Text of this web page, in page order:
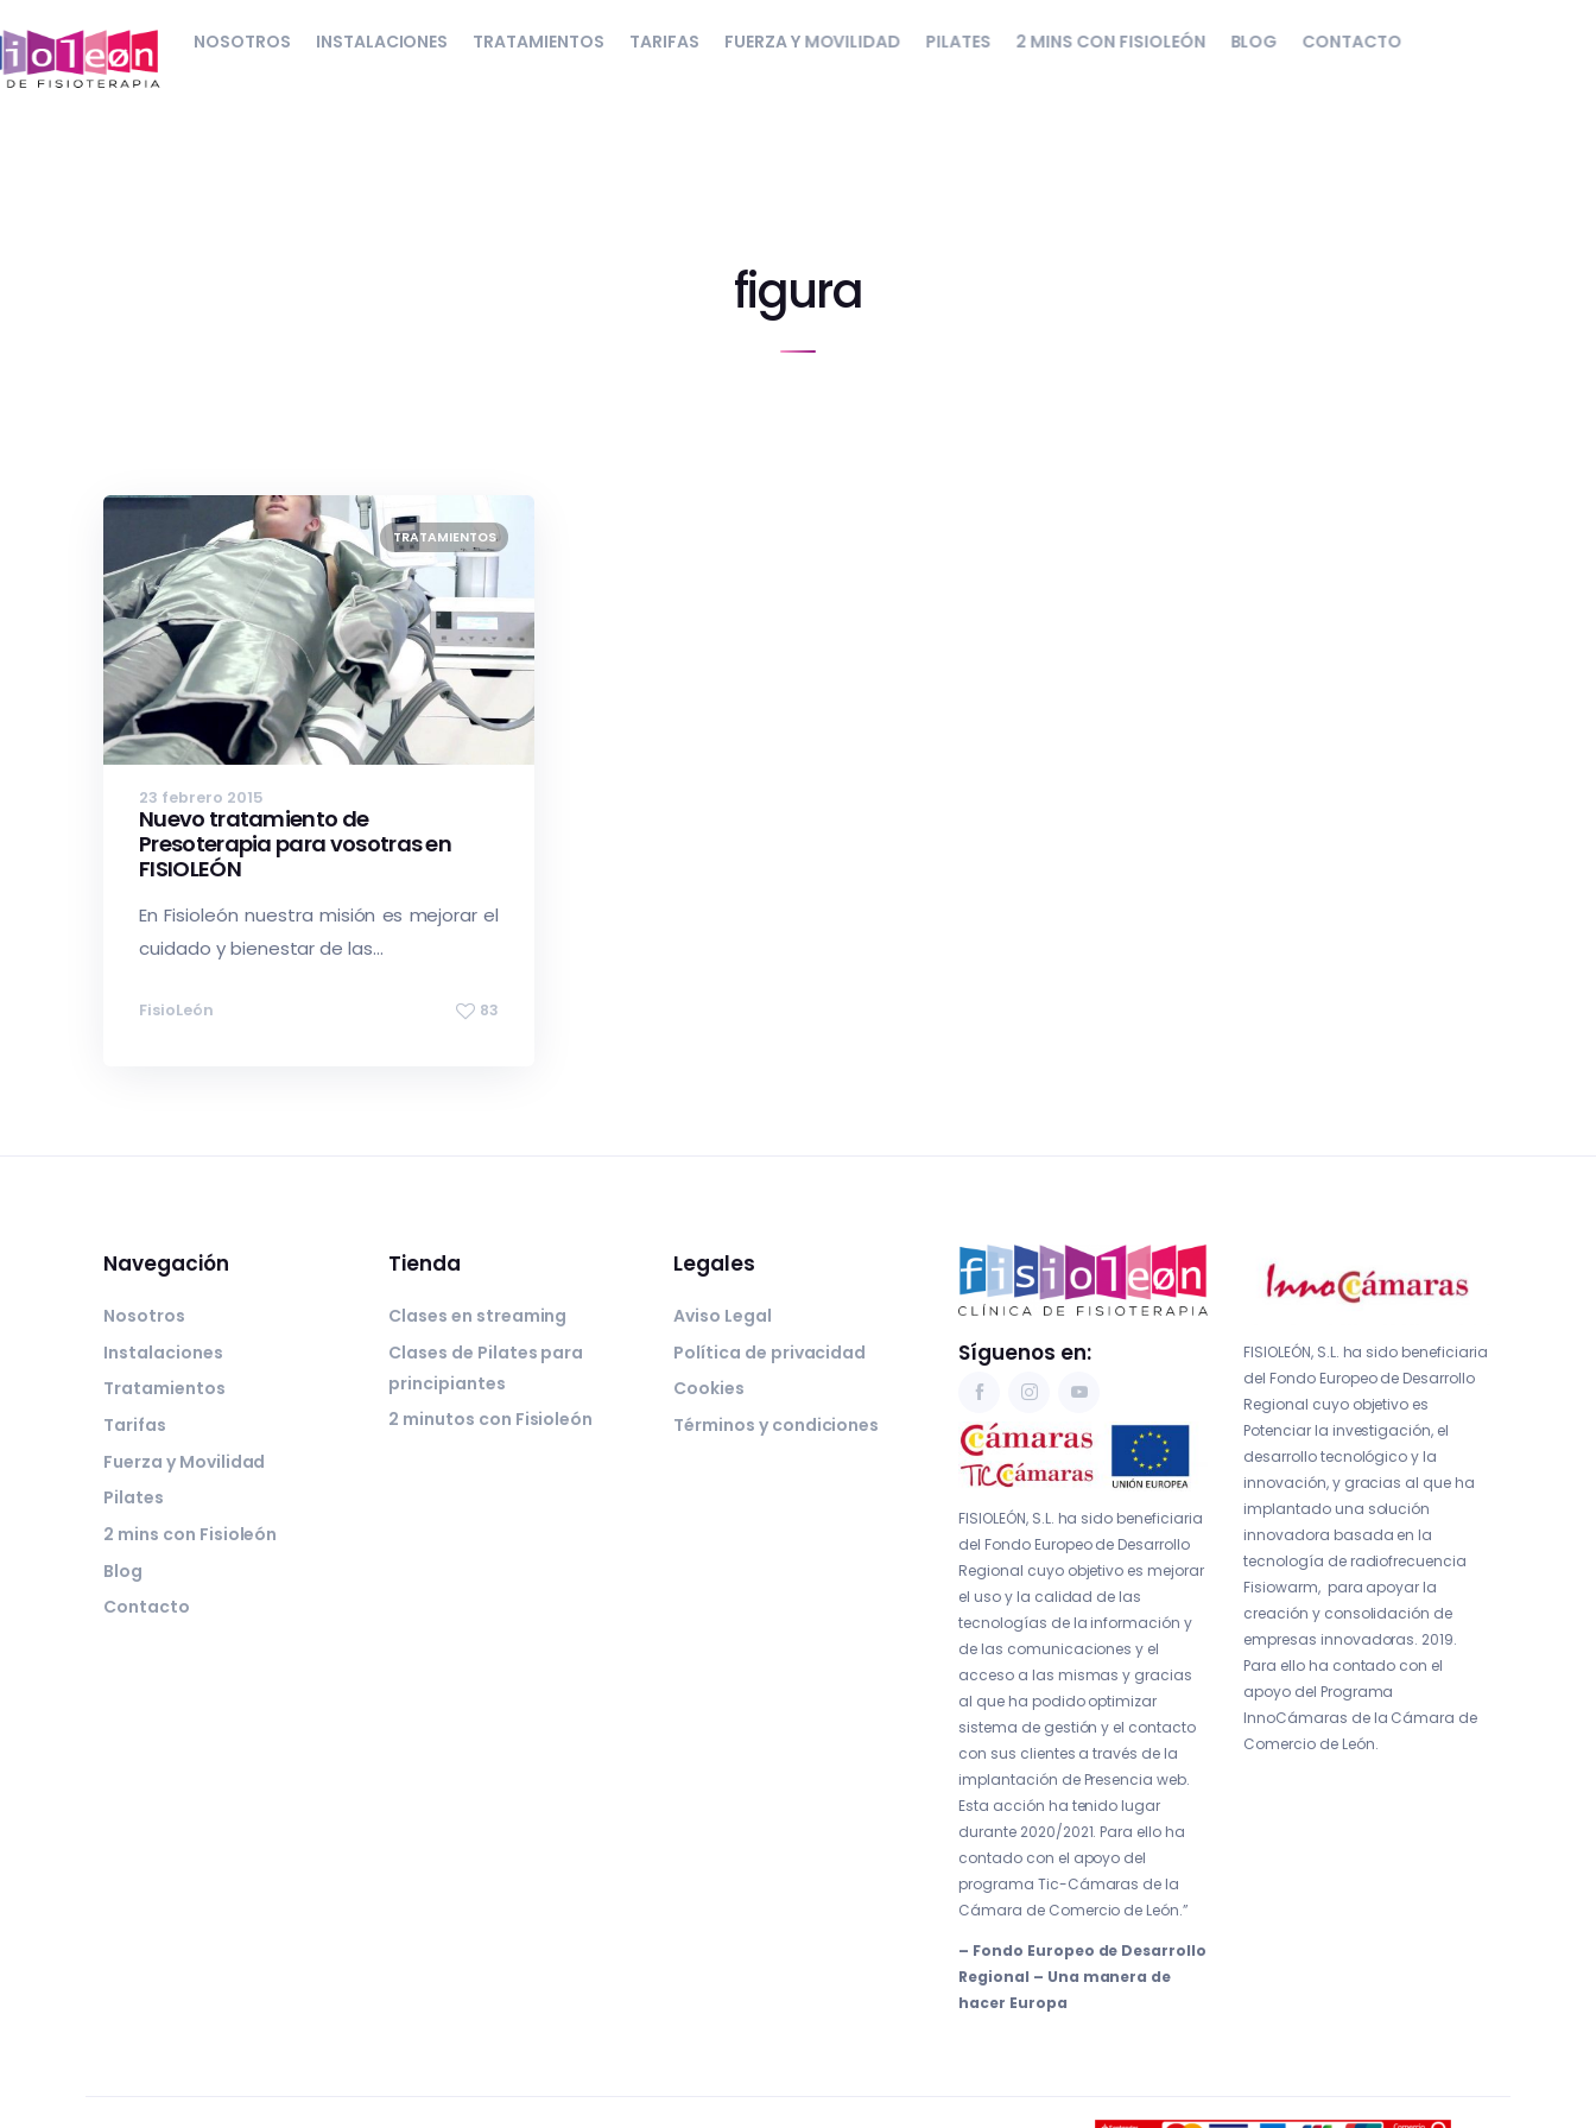
NOSOTROS INSTALACIONES TRATAMIENTOS TARIFAS FUERZA Y MOVILIDAD PILATES 2 MINS CON FISIOLEÓN BLOG CONTACTO
figura
TRATAMIENTOS
23 febrero 2015
Nuevo tratamiento de
Presoterapia para vosotras en
FISIOLEÓN
En Fisioleón nuestra misión es mejorar el
cuidado y bienestar de las...
FisioLeón 83
Navegación
Nosotros
Instalaciones
Tratamientos
Tarifas
Fuerza y Movilidad
Pilates
2 mins con Fisioleón
Blog
Contacto
Tienda
Clases en streaming
Clases de Pilates para
principiantes
2 minutos con Fisioleón
Legales
Aviso Legal
Política de privacidad
Cookies
Términos y condiciones
Síguenos en:
FISIOLEÓN, S.L. ha sido beneficiaria
del Fondo Europeo de Desarrollo
Regional cuyo objetivo es mejorar
el uso y la calidad de las
tecnologías de la información y
de las comunicaciones y el
acceso a las mismas y gracias
al que ha podido optimizar
sistema de gestión y el contacto
con sus clientes a través de la
implantación de Presencia web.
Esta acción ha tenido lugar
durante 2020/2021. Para ello ha
contado con el apoyo del
programa Tic-Cámaras de la
Cámara de Comercio de León.”
– Fondo Europeo de Desarrollo
Regional – Una manera de
hacer Europa
FISIOLEÓN, S.L. ha sido beneficiaria
del Fondo Europeo de Desarrollo
Regional cuyo objetivo es
Potenciar la investigación, el
desarrollo tecnológico y la
innovación, y gracias al que ha
implantado una solución
innovadora basada en la
tecnología de radiofrecuencia
Fisiowarm, para apoyar la
creación y consolidación de
empresas innovadoras. 2019.
Para ello ha contado con el
apoyo del Programa
InnoCámaras de la Cámara de
Comercio de León.